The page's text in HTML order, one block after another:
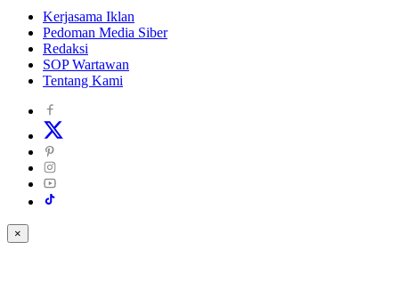
Kerjasama Iklan
Pedoman Media Siber
Redaksi
SOP Wartawan
Tentang Kami
×